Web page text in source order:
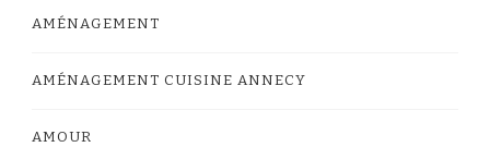
AMÉNAGEMENT
AMÉNAGEMENT CUISINE ANNECY
AMOUR